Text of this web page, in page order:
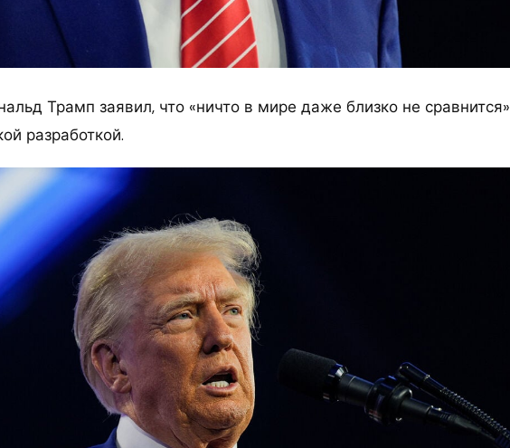
Трамп заявил, что «ничто в мире даже близко не сравнится»
разработкой.